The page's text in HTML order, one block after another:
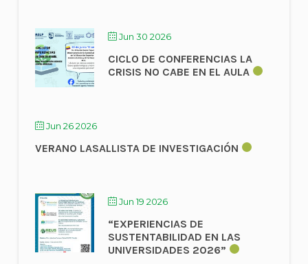
Jun 30 2026
CICLO DE CONFERENCIAS LA
CRISIS NO CABE EN EL AULA
Jun 26 2026
VERANO LASALLISTA DE INVESTIGACIÓN
Jun 19 2026
“EXPERIENCIAS DE
SUSTENTABILIDAD EN LAS
UNIVERSIDADES 2026”